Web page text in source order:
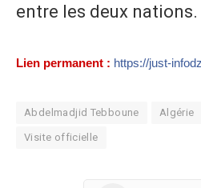
entre les deux nations.
Lien permanent : https://just-
Abdelmadjid Tebboune Algérie
Visite officielle